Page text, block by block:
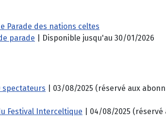
Parade des nations celtes
parade | Disponible jusqu'au 30/01/2026
spectateurs | 03/08/2025 (réservé aux
Festival Interceltique | 04/08/2025 (réservé